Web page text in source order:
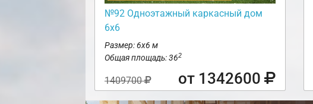
№92 Одноэтажный каркасный дом
6х6
Размер: 6х6 м
Общая площадь: 362
1409700 от 1342600